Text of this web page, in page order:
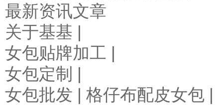
最新资讯文章
关于基基 |
女包贴牌加工 |
女包定制 |
女包批发 | 格仔布配皮女包 |